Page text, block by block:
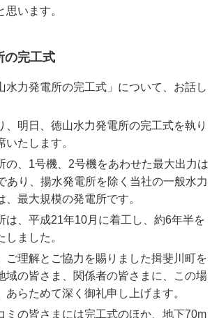
います。
の完工式
水力発電所の完工式」について、お話し
、明日、徳山水力発電所の完工式を執り
たします。
の、1号機、2号機をあわせた最大出力は
あり、揚水発電所を除く当社の一般水力
、最大規模の発電所です。
は、平成21年10月に着工し、約6年半を
ました。
ご理解とご協力を賜りました揖斐川町を
域の皆さま、関係者の皆さまに、この場
あらためて深く御礼申し上げます。
ミの皆さまには完工式のほか、地下70m